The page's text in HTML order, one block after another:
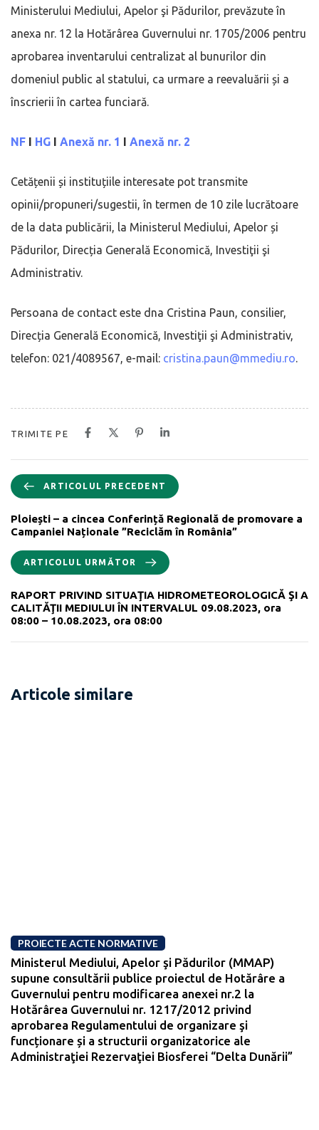
Ministerului Mediului, Apelor şi Pădurilor, prevăzute în
anexa nr. 12 la Hotărârea Guvernului nr. 1705/2006 pentru
aprobarea inventarului centralizat al bunurilor din
domeniul public al statului, ca urmare a reevaluării și a
înscrierii în cartea funciară.
NF I HG I Anexă nr. 1 I Anexă nr. 2
Cetățenii și instituțiile interesate pot transmite
opinii/propuneri/sugestii, în termen de 10 zile lucrătoare
de la data publicării, la Ministerul Mediului, Apelor și
Pădurilor, Direcția Generală Economică, Investiţii şi
Administrativ.
Persoana de contact este dna Cristina Paun, consilier,
Direcția Generală Economică, Investiţii şi Administrativ,
telefon: 021/4089567, e-mail: cristina.paun@mmediu.ro.
TRIMITE PE
ARTICOLUL PRECEDENT
Ploiești – a cincea Conferință Regională de promovare a
Campaniei Naționale ”Reciclăm în România”
ARTICOLUL URMĂTOR
RAPORT PRIVIND SITUAŢIA HIDROMETEOROLOGICĂ ŞI A
CALITĂŢII MEDIULUI ÎN INTERVALUL 09.08.2023, ora
08:00 – 10.08.2023, ora 08:00
Articole similare
PROIECTE ACTE NORMATIVE
Ministerul Mediului, Apelor şi Pădurilor (MMAP)
supune consultării publice proiectul de Hotărâre a
Guvernului pentru modificarea anexei nr.2 la
Hotărârea Guvernului nr. 1217/2012 privind
aprobarea Regulamentului de organizare şi
funcționare și a structurii organizatorice ale
Administraţiei Rezervaţiei Biosferei “Delta Dunării”